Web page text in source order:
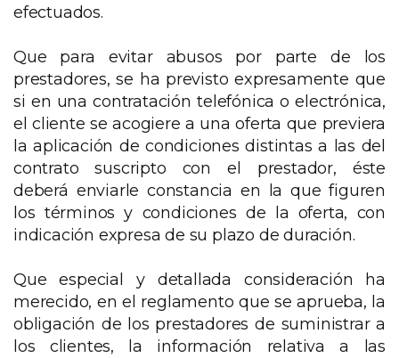
efectuados.
Que para evitar abusos por parte de los
prestadores, se ha previsto expresamente que
si en una contratación telefónica o electrónica,
el cliente se acogiere a una oferta que previera
la aplicación de condiciones distintas a las del
contrato suscripto con el prestador, éste
deberá enviarle constancia en la que figuren
los términos y condiciones de la oferta, con
indicación expresa de su plazo de duración.
Que especial y detallada consideración ha
merecido, en el reglamento que se aprueba, la
obligación de los prestadores de suministrar a
los clientes, la información relativa a las